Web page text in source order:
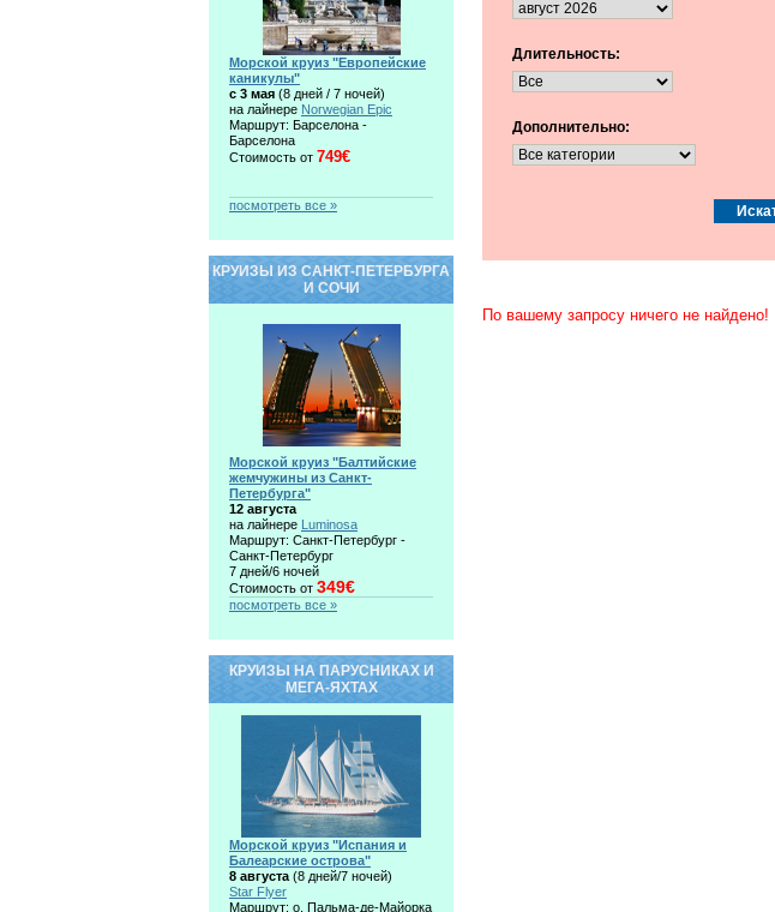
Длительность:
Дополнительно:
По вашему запросу ничего не найдено!
Морской круиз "Европейские
каникулы"
c 3 мая (8 дней / 7 ночей)
на лайнере Norwegian Epic
Маршрут: Барселона -
Барселона
Стоимость от 749€
посмотреть все »
КРУИЗЫ ИЗ САНКТ-ПЕТЕРБУРГА
И СОЧИ
Морской круиз "Балтийские
жемчужины из Санкт-
Петербурга"
12 августа
на лайнере Luminosa
Маршрут: Санкт-Петербург -
Санкт-Петербург
7 дней/6 ночей
Стоимость от 349€
посмотреть все »
КРУИЗЫ НА ПАРУСНИКАХ И
МЕГА-ЯХТАХ
Морской круиз "Испания и
Балеарские острова"
8 августа (8 дней/7 ночей)
Star Flyer
Маршрут: о. Пальма-де-Майорка